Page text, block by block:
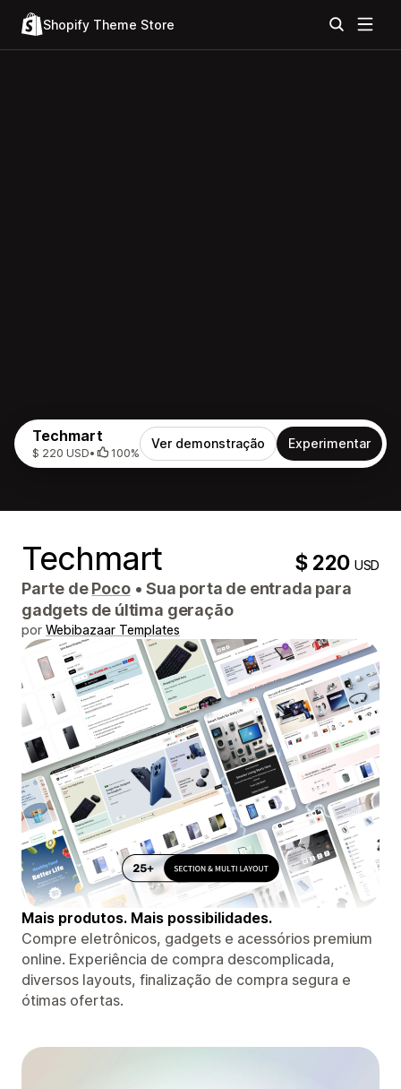
Shopify Theme Store
Techmart
$ 220 USD• 100%
Ver demonstração Experimentar
Techmart $ 220USD
Parte dePoco • Sua porta de entrada para
gadgets de última geração
por Webibazaar Templates
Mais produtos. Mais possibilidades.
Compre eletrônicos, gadgets e acessórios premium
online. Experiência de compra descomplicada,
diversos layouts, finalização de compra segura e
ótimas ofertas.